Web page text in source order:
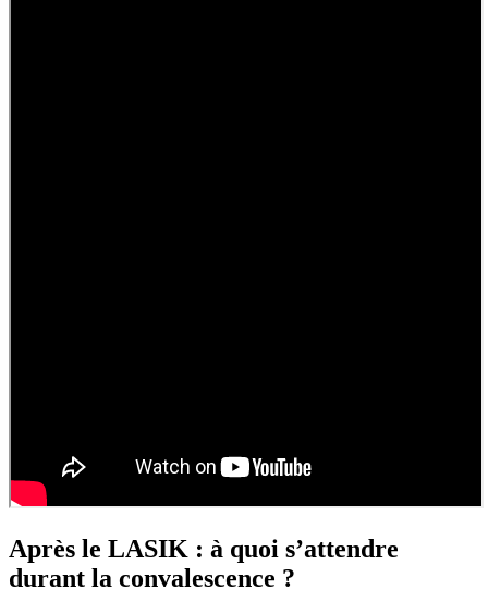
Après le LASIK : à quoi s’attendre
durant la convalescence ?